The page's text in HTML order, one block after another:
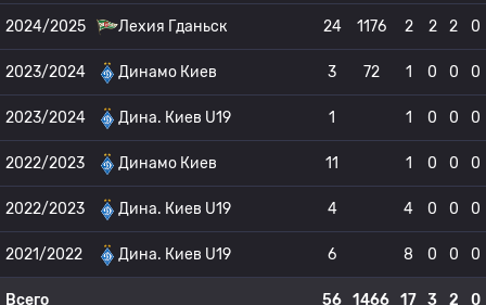
2024/2025 Лехия Гданьск 24 1176 2 2 2 0
2023/2024 Динамо Киев 3 72 1 0 0 0
2023/2024 Дина. Киев U19 1 1 0 0 0
2022/2023 Динамо Киев 11 1 0 0 0
2022/2023 Дина. Киев U19 4 4 0 0 0
2021/2022 Дина. Киев U19 6 8 0 0 0
Всего 56 1466 17 3 2 0